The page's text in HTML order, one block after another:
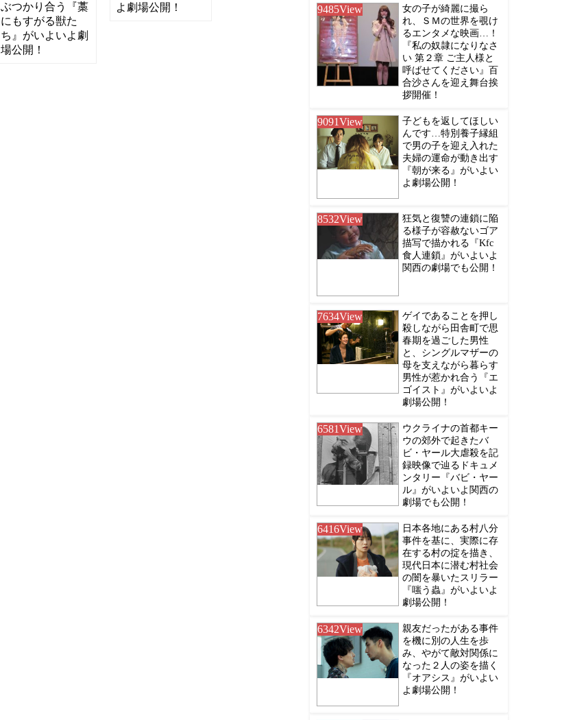
よ劇場公開！
ぶつかり合う『藁
にもすがる獣た
ち』がいよいよ劇
場公開！
9485View
女の子が綺麗に撮ら
れ、ＳＭの世界を覗け
るエンタメな映画…！
『私の奴隷になりなさ
い 第２章 ご主人様と
呼ばせてください』百
合沙さんを迎え舞台挨
拶開催！
9091View
子どもを返してほしい
んです…特別養子縁組
で男の子を迎え入れた
夫婦の運命が動き出す
『朝が来る』がいよい
よ劇場公開！
8532View
狂気と復讐の連鎖に陥
る様子が容赦ないゴア
描写で描かれる『Kfc
食人連鎖』がいよいよ
関西の劇場でも公開！
7634View
ゲイであることを押し
殺しながら田舎町で思
春期を過ごした男性
と、シングルマザーの
母を支えながら暮らす
男性が惹かれ合う『エ
ゴイスト』がいよいよ
劇場公開！
6581View
ウクライナの首都キー
ウの郊外で起きたバ
ビ・ヤール大虐殺を記
録映像で辿るドキュメ
ンタリー『バビ・ヤー
ル』がいよいよ関西の
劇場でも公開！
6416View
日本各地にある村八分
事件を基に、実際に存
在する村の掟を描き、
現代日本に潜む村社会
の闇を暴いたスリラー
『嗤う蟲』がいよいよ
劇場公開！
6342View
親友だったがある事件
を機に別の人生を歩
み、やがて敵対関係に
なった２人の姿を描く
『オアシス』がいよい
よ劇場公開！